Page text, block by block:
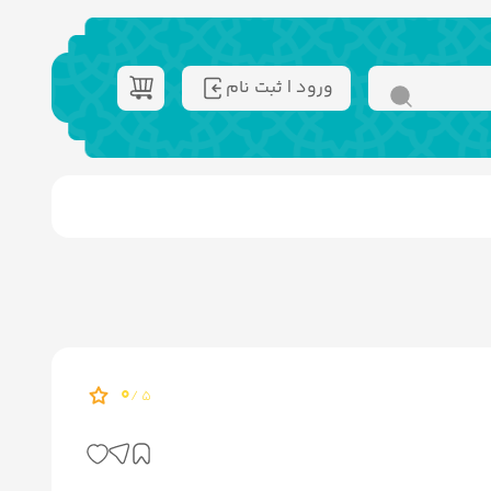
ورود | ثبت نام
5 /
0